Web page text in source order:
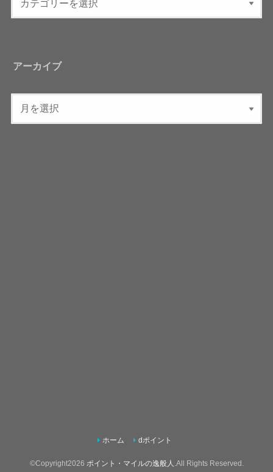
アーカイブ
ホーム dポイント
©Copyright2026 ポイント・マイルの逸般人 .All Rights Reserved.